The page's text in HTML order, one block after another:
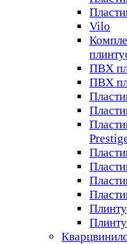
Vilo
ПВХ
ПВХ